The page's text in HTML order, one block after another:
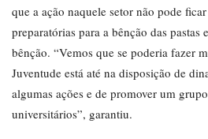
que a ação naquele setor não pode
preparatórias para a bênção das pastas
bênção. “Vemos que se poderia fazer
Juventude está até na disposição de
algumas ações e de promover um
universitários”, garantiu.